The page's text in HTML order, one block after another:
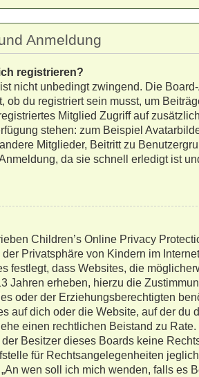
Anmeldung
registrieren?
nicht unbedingt zwingend. Die
ob du registriert sein musst, um
Mitglied Zugriff auf
stehen: zum Beispiel
Mitglieder, Beitritt zu
da sie schnell erledigt ist
Children’s Online Privacy
Privatsphäre von Kindern im
festlegt, dass Websites, die
Jahren erheben, hierzu die
oder der Erziehungsberechtigten
auf dich oder die Website, auf der du
einen rechtlichen Beistand zu
Besitzer dieses Boards keine
für Rechtsangelegenheiten
wen soll ich mich wenden, falls es